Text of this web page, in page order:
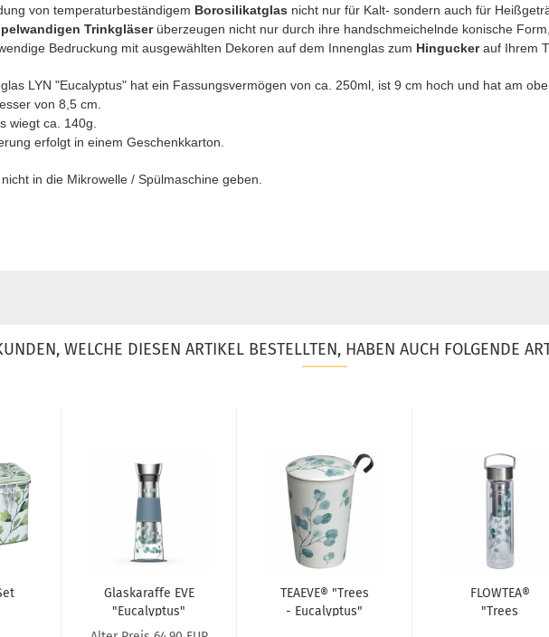
von temperaturbeständigem Borosilikatglas nicht nur für Kalt- sondern auch für
Trinkgläserüberzeugen nicht nur durch ihre handschmeichelnde konische
Bedruckung mit ausgewählten Dekoren auf dem Innenglas zum Hinguckerauf Ihrem
LYN "Eucalyptus" hat ein Fassungsvermögen von ca. 250ml, ist 9 cm hoch und hat am
von 8,5 cm.
wiegt ca. 140g.
erfolgt in einem Geschenkkarton.
in die Mikrowelle / Spülmaschine geben.
WELCHE DIESEN ARTIKEL BESTELLTEN, HABEN AUCH FOLGENDE
Glaskaraffe EVE
"Eucalyptus"
(Spar-Set mit...
TEAEVE® "Trees
- Eucalyptus"
FLOWTEA®
"Trees